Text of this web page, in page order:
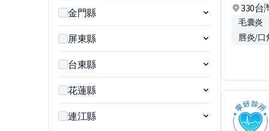
金門縣
屏東縣
台東縣
花蓮縣
連江縣
330台
毛囊炎
唇炎/口